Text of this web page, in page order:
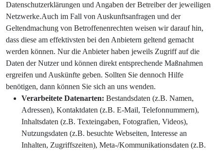
Datenschutzerklärungen und Angaben der Betreiber der jeweiligen
Netzwerke.Auch im Fall von Auskunftsanfragen und der
Geltendmachung von Betroffenenrechten weisen wir darauf hin,
dass diese am effektivsten bei den Anbietern geltend gemacht
werden können. Nur die Anbieter haben jeweils Zugriff auf die
Daten der Nutzer und können direkt entsprechende Maßnahmen
ergreifen und Auskünfte geben. Sollten Sie dennoch Hilfe
benötigen, dann können Sie sich an uns wenden.
Verarbeitete Datenarten: Bestandsdaten (z.B. Namen,
Adressen), Kontaktdaten (z.B. E-Mail, Telefonnummern),
Inhaltsdaten (z.B. Texteingaben, Fotografien, Videos),
Nutzungsdaten (z.B. besuchte Webseiten, Interesse an
Inhalten, Zugriffszeiten), Meta-/Kommunikationsdaten (z.B.